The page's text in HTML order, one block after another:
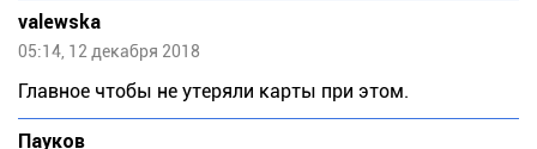
valewska
05:14, 12 декабря 2018
Главное чтобы не утеряли карты при этом.
Пауков